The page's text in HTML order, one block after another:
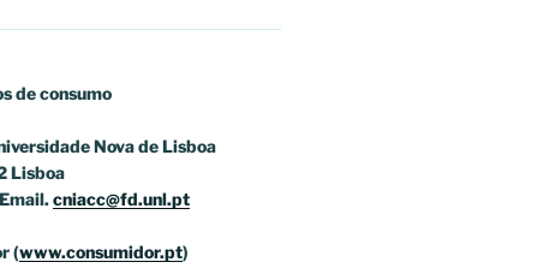
de consumo
Nova de Lisboa
Lisboa
cniacc@fd.unl.pt
(www.consumidor.pt)